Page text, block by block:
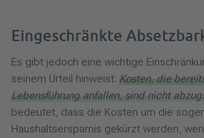
Eingeschränkte
Es gibt jedoch eine wichtige
seinem Urteil hinweist: Kosten, die
Lebensführung anfallen, sind nicht
bedeutet, dass die Kosten um die
Haushaltsersparnis gekürzt werden,